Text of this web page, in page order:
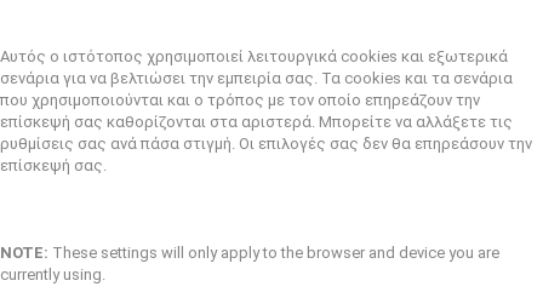
Αυτός ο ιστότοπος χρησιμοποιεί λειτουργικά cookies και εξωτερικά
σενάρια για να βελτιώσει την εμπειρία σας. Τα cookies και τα σενάρια
που χρησιμοποιούνται και ο τρόπος με τον οποίο επηρεάζουν την
επίσκεψή σας καθορίζονται στα αριστερά. Μπορείτε να αλλάξετε τις
ρυθμίσεις σας ανά πάσα στιγμή. Οι επιλογές σας δεν θα επηρεάσουν την
επίσκεψή σας.
NOTE: These settings will only apply to the browser and device you are
currently using.